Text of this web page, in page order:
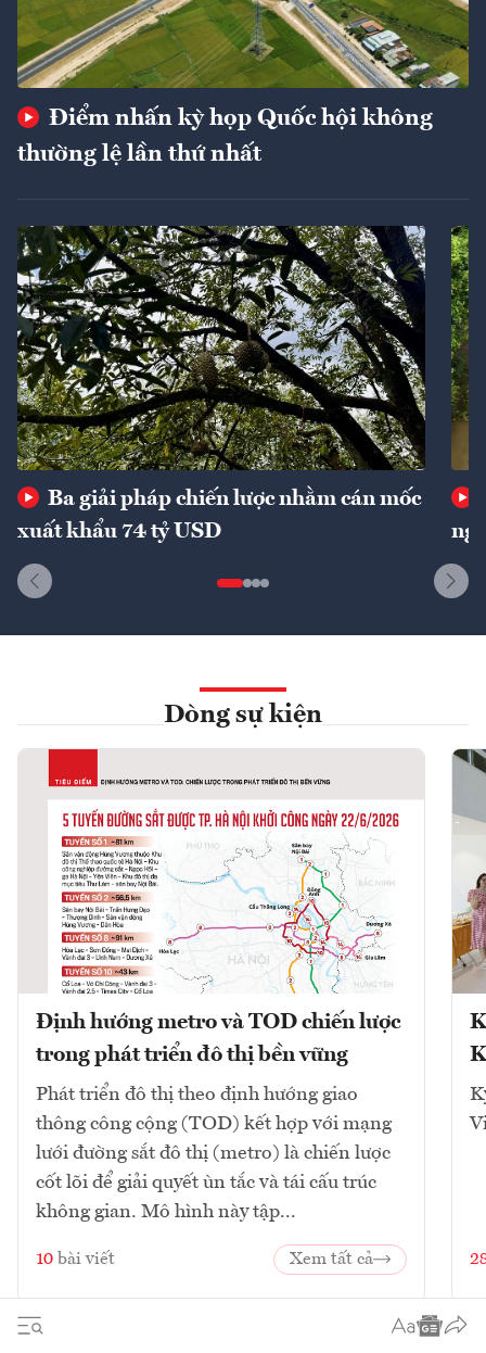
Điểm nhấn kỳ họp Quốc hội không
thường lệ lần thứ nhất
Ba giải pháp chiến lược nhằm cán mốc
xuất khẩu 74 tỷ USD
Dòng sự kiện
Định hướng metro và TOD chiến lược
trong phát triển đô thị bền vững
Phát triển đô thị theo định hướng giao
thông công cộng (TOD) kết hợp với mạng
lưới đường sắt đô thị (metro) là chiến lược
cốt lõi để giải quyết ùn tắc và tái cấu trúc
không gian. Mô hình này tập...
10 bài viết Xem tất cả